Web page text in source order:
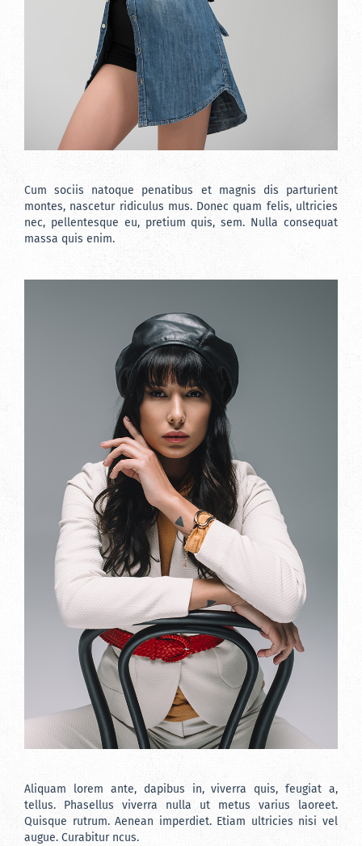
Cum sociis natoque penatibus et magnis dis parturient
montes, nascetur ridiculus mus. Donec quam felis, ultricies
nec, pellentesque eu, pretium quis, sem. Nulla consequat
massa quis enim.
Aliquam lorem ante, dapibus in, viverra quis, feugiat a,
tellus. Phasellus viverra nulla ut metus varius laoreet.
Quisque rutrum. Aenean imperdiet. Etiam ultricies nisi vel
augue. Curabitur ncus.